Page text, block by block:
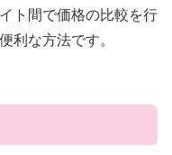
ト間で価格の比較を行
利な方法です。